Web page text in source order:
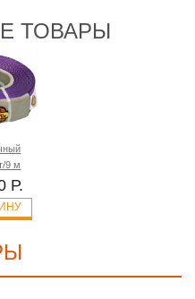
ТОВАРЫ
9 м
Р.